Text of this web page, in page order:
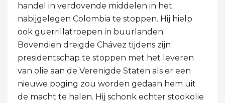
handel in verdovende middelen in het
nabijgelegen Colombia te stoppen. Hij hielp
ook guerrillatroepen in buurlanden.
Bovendien dreigde Chávez tijdens zijn
presidentschap te stoppen met het leveren
van olie aan de Verenigde Staten als er een
nieuwe poging zou worden gedaan hem uit
de macht te halen. Hij schonk echter stookolie